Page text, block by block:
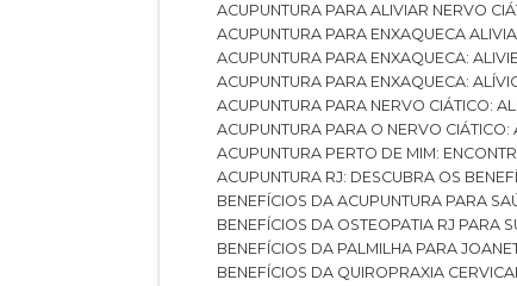
ACUPUNTURA PARA ALIVIAR NERVO
ACUPUNTURA PARA ENXAQUECA
ACUPUNTURA PARA ENXAQUECA:
ACUPUNTURA PARA ENXAQUECA:
ACUPUNTURA PARA NERVO CIÁTICO:
ACUPUNTURA PARA O NERVO
ACUPUNTURA PERTO DE MIM:
ACUPUNTURA RJ: DESCUBRA OS
BENEFÍCIOS DA ACUPUNTURA PARA
BENEFÍCIOS DA OSTEOPATIA RJ PARA
BENEFÍCIOS DA PALMILHA PARA
BENEFÍCIOS DA QUIROPRAXIA